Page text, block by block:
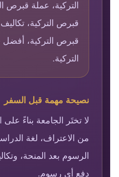
التركية، عملة قبرص
قبرص التركية،
قبرص التركية،
التركية.
نصيحة مهمة قبل السفر
لا تختَر الجامعة بناءً
من الاعتراف، لغة
الرسوم بعد المنحة،
دفع أي رسوم.